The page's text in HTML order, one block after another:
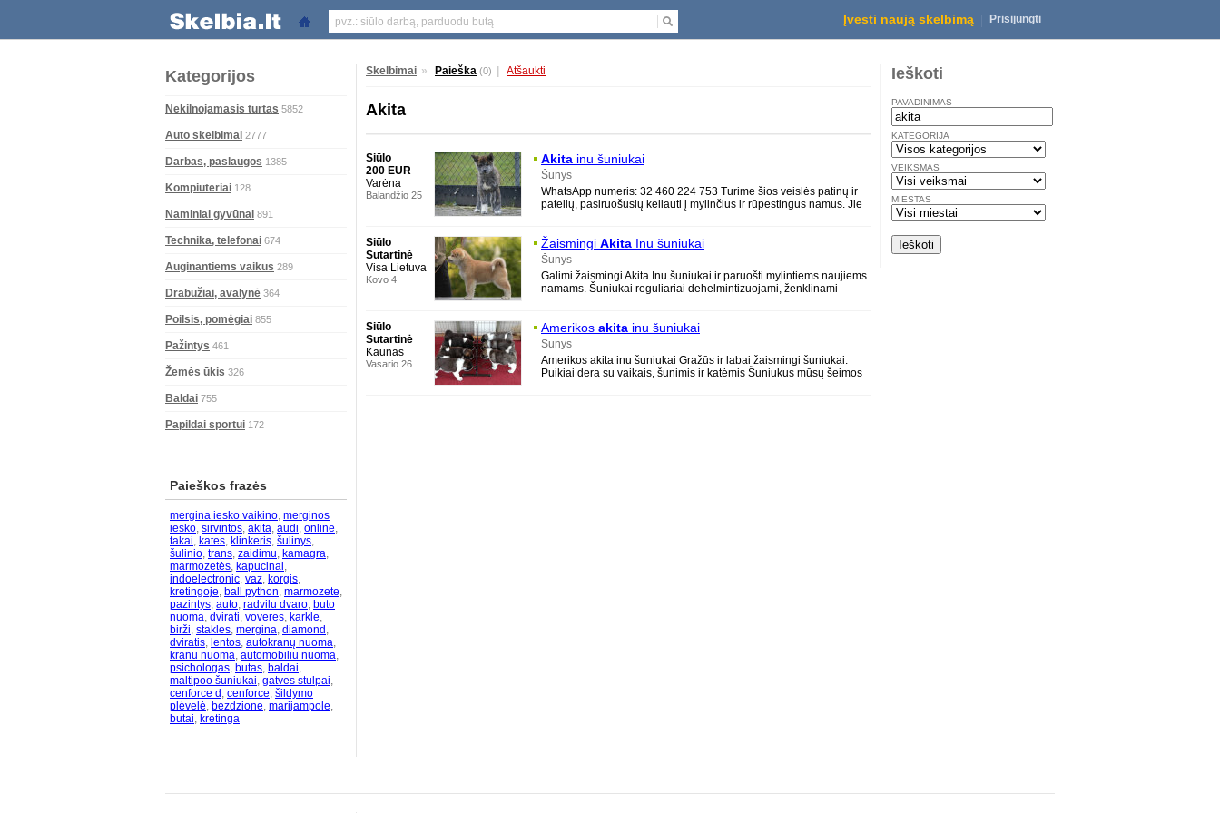
Įvesti naują skelbimą Prisijungti
Kategorijos
Nekilnojamasis turtas 5852
Auto skelbimai 2777
Darbas, paslaugos 1385
Kompiuteriai 128
Naminiai gyvūnai 891
Technika, telefonai 674
Auginantiems vaikus 289
Drabužiai, avalynė 364
Poilsis, pomėgiai 855
Pažintys 461
Žemės ūkis 326
Baldai 755
Papildai sportui 172
Paieškos frazės
mergina iesko vaikino, merginos
iesko, sirvintos, akita, audi, online,
takai, kates, klinkeris, šulinys,
šulinio, trans, zaidimu, kamagra,
marmozetės, kapucinai,
indoelectronic, vaz, korgis,
kretingoje, ball python, marmozete,
pazintys, auto, radvilu dvaro, buto
nuoma, dvirati, voveres, karkle,
birži, stakles, mergina, diamond ,
dviratis, lentos, autokranų nuoma,
kranu nuoma, automobiliu nuoma,
psichologas, butas, baldai,
maltipoo šuniukai, gatves stulpai,
cenforce d , cenforce, šildymo
plėvelė, bezdzione, marijampole,
butai, kretinga
Ieškoti
PAVADINIMAS
KATEGORIJA
VEIKSMAS
MIESTAS
Skelbimai » Paieška (0) Atšaukti
Akita
Siūlo
200 EUR
Varėna
Balandžio 25
Akita inu šuniukai
Šunys
WhatsApp numeris: 32 460 224 753 Turime šios veislės patinų ir
patelių, pasiruošusių keliauti į mylinčius ir rūpestingus namus. Jie
Siūlo
Sutartinė
Visa Lietuva
Kovo 4
Žaismingi Akita Inu šuniukai
Šunys
Galimi žaismingi Akita Inu šuniukai ir paruošti mylintiems naujiems
namams. Šuniukai reguliariai dehelmintizuojami, ženklinami
Siūlo
Sutartinė
Kaunas
Vasario 26
Amerikos akita inu šuniukai
Šunys
Amerikos akita inu šuniukai Gražūs ir labai žaismingi šuniukai.
Puikiai dera su vaikais, šunimis ir katėmis Šuniukus mūsų šeimos